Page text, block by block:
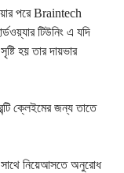
পরে Braintech
টিউনিং এ যদি
হয় তার দায়ভার
ক্লেইমের জন্য তাতে
সাথে নিয়েআসতে অনুরোধ